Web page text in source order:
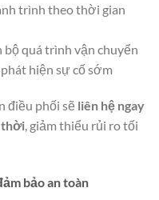
trình theo thời gian
quá trình vận chuyển
, phát hiện sự cố sớm
điều phối sẽ liên hệ ngay
thời, giảm thiểu rủi ro tối
bảo an toàn